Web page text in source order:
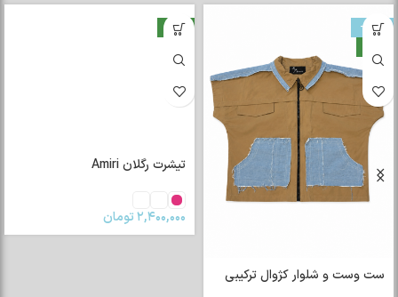
-33%
ست وست و شلوار کژوال ترکیبی
جدید
تیشرت رگلان Amiri
۲,۴۰۰,۰۰۰تومان